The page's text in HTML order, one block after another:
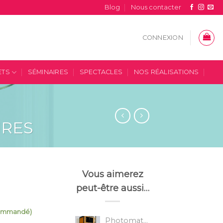
Blog Nous contacter
CONNEXION
SÉMINAIRES SPECTACLES NOS RÉALISATIONS
Vous aimerez
peut-être aussi…
Photomaton